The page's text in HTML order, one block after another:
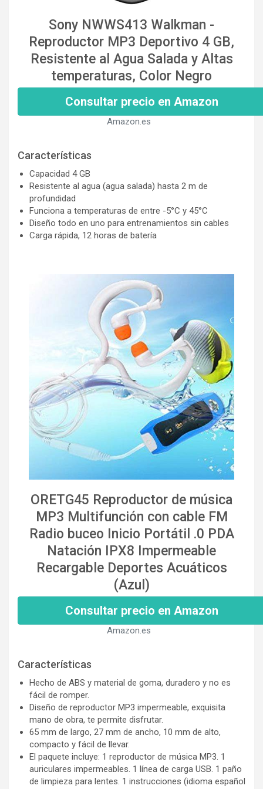
Sony NWWS413 Walkman -
Reproductor MP3 Deportivo 4 GB,
Resistente al Agua Salada y Altas
temperaturas, Color Negro
Consultar precio en Amazon
Amazon.es
Características
Capacidad 4 GB
Resistente al agua (agua salada) hasta 2 m de
profundidad
Funciona a temperaturas de entre -5°C y 45°C
Diseño todo en uno para entrenamientos sin cables
Carga rápida, 12 horas de batería
ORETG45 Reproductor de música
MP3 Multifunción con cable FM
Radio buceo Inicio Portátil .0 PDA
Natación IPX8 Impermeable
Recargable Deportes Acuáticos
(Azul)
Consultar precio en Amazon
Amazon.es
Características
Hecho de ABS y material de goma, duradero y no es
fácil de romper.
Diseño de reproductor MP3 impermeable, exquisita
mano de obra, te permite disfrutar.
65 mm de largo, 27 mm de ancho, 10 mm de alto,
compacto y fácil de llevar.
El paquete incluye: 1 reproductor de música MP3. 1
auriculares impermeables. 1 línea de carga USB. 1 paño
de limpieza para lentes. 1 instrucciones (idioma español